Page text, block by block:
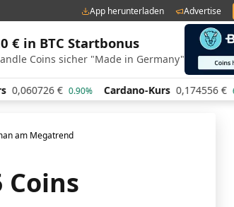
App herunterladen Advertise
€ in BTC Startbonus
Coins sicher "Made in Germany"
€ 0.90% Cardano-Kurs 0,174556 € 6.70%
am Megatrend
Coins